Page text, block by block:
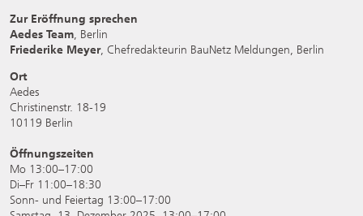
Zur Eröffnung sprechen
Aedes Team, Berlin
Friederike Meyer, Chefredakteurin BauNetz Meldungen, Berlin
Ort
Aedes
Christinenstr. 18-19
10119 Berlin
Öffnungszeiten
Mo 13:00–17:00
Di–Fr 11:00–18:30
Sonn- und Feiertag 13:00–17:00